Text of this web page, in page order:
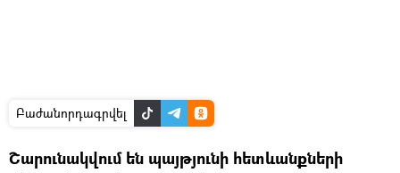
Բաժանորդագրվել
Շարունակվում են պայթյունի հետևանքների